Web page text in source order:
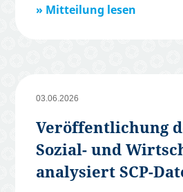
Mitteilung lesen
03.06.2026
Veröffentlichung
Sozial- und
analysiert SCP-